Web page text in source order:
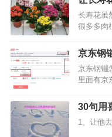
几个条
长寿花虽
很多多肉
比较好看
马上要12
不会养长
京东钢
付的方
京东钢镚
里面有京
用条件有
怎么使
法教程
30句用
1、让他